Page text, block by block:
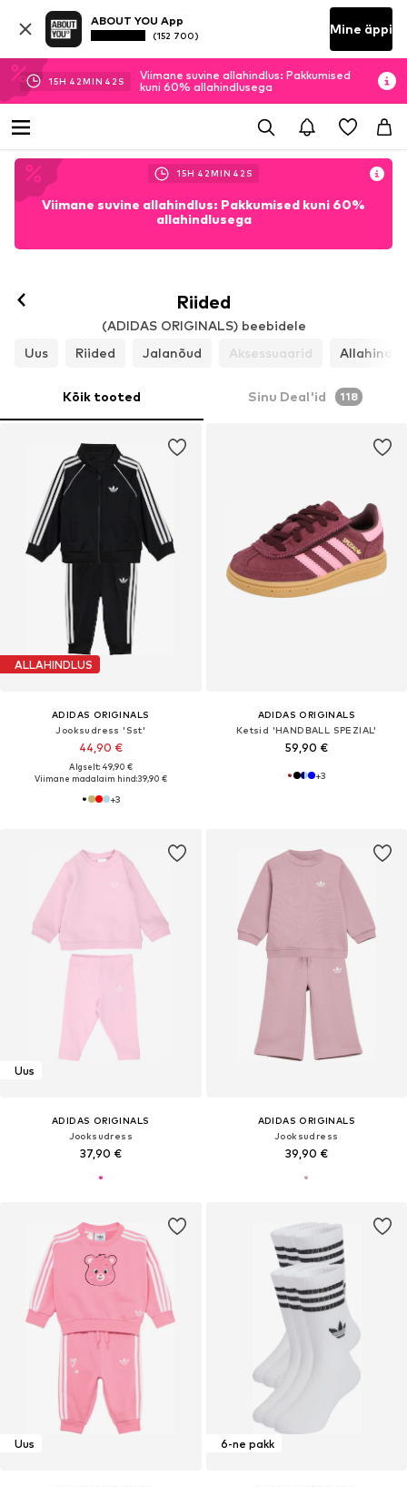
ABOUT YOU App
(152 700) Mine äppi
15H 42MIN 40 S
Viimane suvine allahindlus: Pakkumised
kuni 60% allahindlusega
15H 42MIN 40 S
Viimane suvine allahindlus: Pakkumised kuni 60%
allahindlusega
Riided
(ADIDAS ORIGINALS) beebidele
Uus
Riided Jalanõud Aksessuaarid
Kõik tooted Sinu Deal'id 118
ALLAHINDLUS
ADIDAS ORIGINALS
Jooksudress 'Sst'
44,90 €
Algselt: 49,90 €
Viimane madalaim hind:39,90 €
+3
ADIDAS ORIGINALS
Ketsid 'HANDBALL SPEZIAL'
59,90 €
+3
Uus
ADIDAS ORIGINALS
Jooksudress
37,90 €
ADIDAS ORIGINALS
Jooksudress
39,90 €
Uus 6-ne pakk